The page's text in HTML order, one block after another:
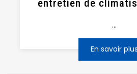
entretien de
...
En savoir plus